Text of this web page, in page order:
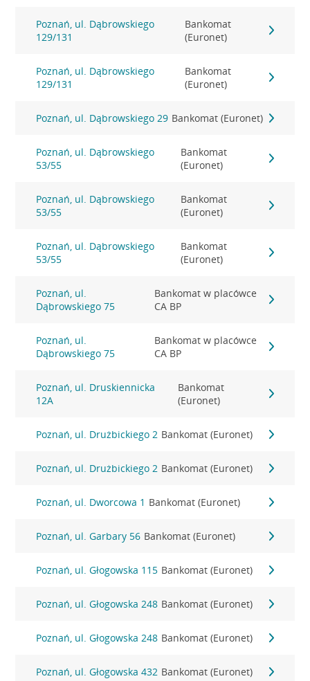
Poznań, ul. Dąbrowskiego
129/131
Bankomat
(Euronet)
Poznań, ul. Dąbrowskiego
129/131
Bankomat
(Euronet)
Poznań, ul. Dąbrowskiego 29 Bankomat (Euronet)
Poznań, ul. Dąbrowskiego
53/55
Bankomat
(Euronet)
Poznań, ul. Dąbrowskiego
53/55
Bankomat
(Euronet)
Poznań, ul. Dąbrowskiego
53/55
Bankomat
(Euronet)
Poznań, ul.
Dąbrowskiego 75
Bankomat w placówce
CA BP
Poznań, ul.
Dąbrowskiego 75
Bankomat w placówce
CA BP
Poznań, ul. Druskiennicka
12A
Bankomat
(Euronet)
Poznań, ul. Drużbickiego 2 Bankomat (Euronet)
Poznań, ul. Drużbickiego 2 Bankomat (Euronet)
Poznań, ul. Dworcowa 1 Bankomat (Euronet)
Poznań, ul. Garbary 56 Bankomat (Euronet)
Poznań, ul. Głogowska 115 Bankomat (Euronet)
Poznań, ul. Głogowska 248 Bankomat (Euronet)
Poznań, ul. Głogowska 248 Bankomat (Euronet)
Poznań, ul. Głogowska 432 Bankomat (Euronet)